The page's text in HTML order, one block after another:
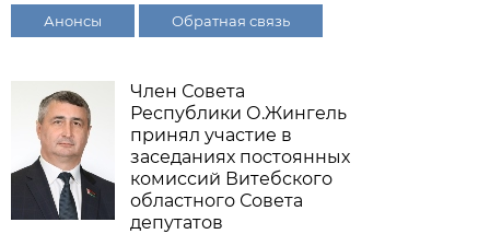
Анонсы Обратная связь
Член Совета
Республики О.Жингель
принял участие в
заседаниях постоянных
комиссий Витебского
областного Совета
депутатов